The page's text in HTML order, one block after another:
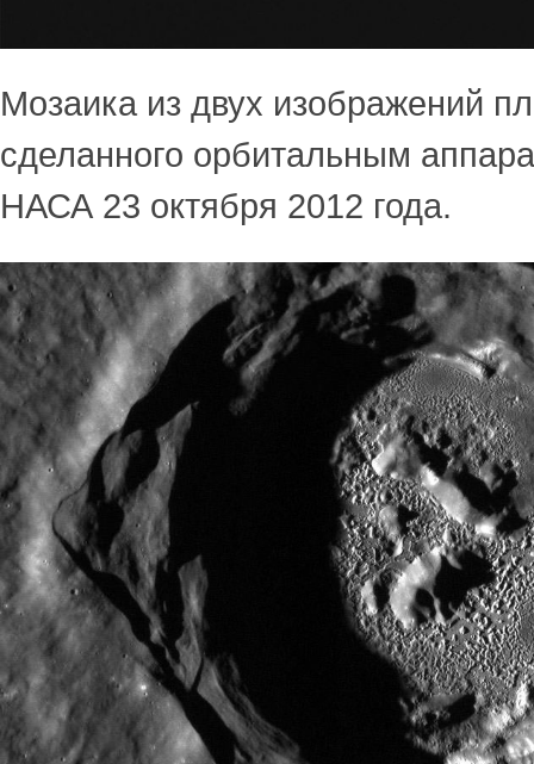
Мозаика из двух изображений
сделанного орбитальным
НАСА 23 октября 2012 года.